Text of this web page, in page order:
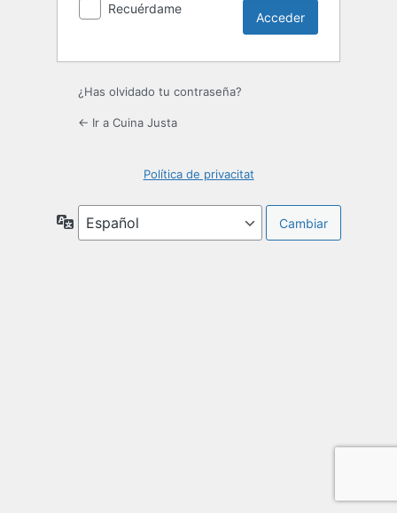
Recuérdame
¿Has olvidado tu contraseña?
← Ir a Cuina Justa
Política de privacitat
Idioma